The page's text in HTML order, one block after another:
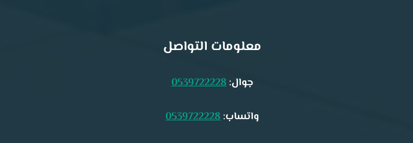
معلومات التواصل
جوال:0539722228
واتساب:0539722228